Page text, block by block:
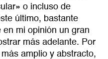
o incluso de
último, bastante
mi opinión un gran
más adelante. Por
amplio y abstracto,